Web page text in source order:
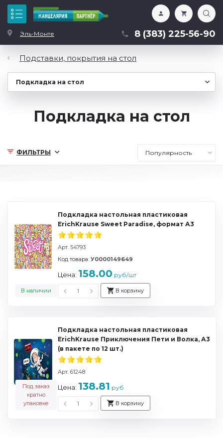
Эль-Монте 8 (383) 225-56-90
Каталог
ФИЛЬТРЫ
Подставки, покрытия на стол
Подкладка на стол
Подкладка настольная пластиковая
ErichKrause Sweet Paradise, формат А3
Арт. 54793
В наличии
Код товара: У0000149649
Цена: 158.00 руб/шт
В корзину
Подкладка настольная пластиковая
ErichKrause Приключения Пети и Волка, А3
(в пакете по 12 шт.)
Арт. 61248
Под заказ
кратно
упаковке
Цена: 138.81 руб
В корзину